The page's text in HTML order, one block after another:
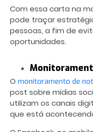
Com essa carta na
pode traçar
pessoas, a fim de
oportunidades.
O monitoramento de
post sobre mídias
utilizam os canais
que está